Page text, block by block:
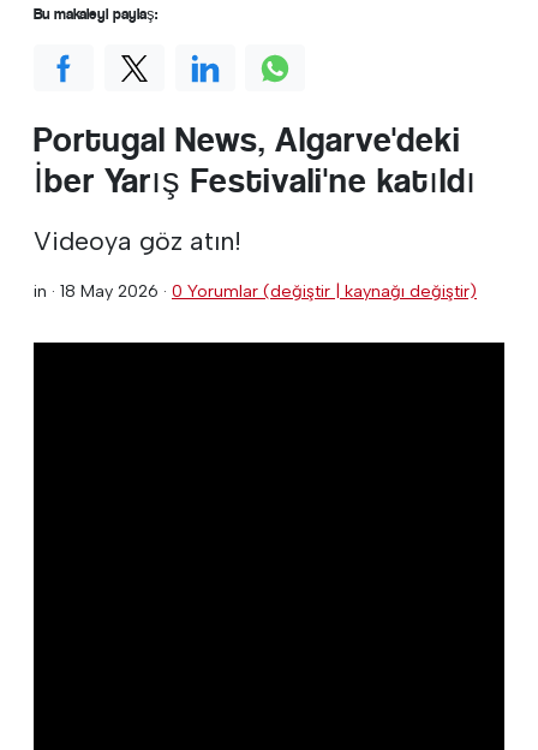
Portugal News, Algarve'deki
İber Yarış Festivali'ne katıldı
Videoya göz atın!
in · 18 May 2026 · 0 Yorumlar (değiştir | kaynağı değiştir)
Bu makaleyi paylaş: